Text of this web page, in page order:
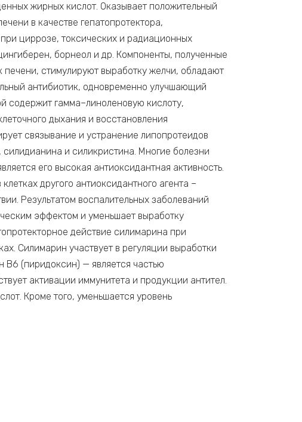
жирных кислот. Оказывает положительный
в качестве гепатопротектора,
циррозе, токсических и радиационных
борнеол и др. Компоненты, полученные
печени, стимулируют выработку желчи, обладают
антибиотик, одновременно улучшающий
содержит гамма–линоленовую кислоту,
дыхания и восстановления
связывание и устранение липопротеидов
и силикристина. Многие болезни
его высокая антиоксидантная активность.
другого антиоксидантного агента –
Результатом воспалительных заболеваний
эффектом и уменьшает выработку
действие силимарина при
Силимарин участвует в регуляции выработки
В6 (пиридоксин) — является частью
активации иммунитета и продукции антител.
Кроме того, уменьшается уровень